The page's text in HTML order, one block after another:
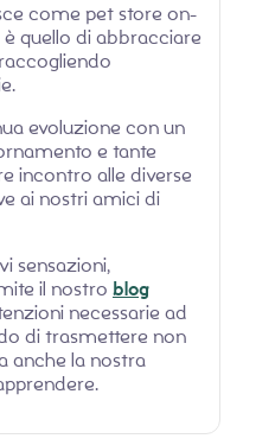
come pet store on-
quello di abbracciare
evoluzione con un
e tante
incontro alle diverse
ai nostri amici di
sensazioni,
il nostro blog
necessarie ad
di trasmettere non
anche la nostra